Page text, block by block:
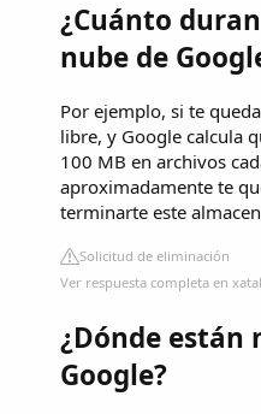
¿Cuánto
nube de
Por ejemplo, si te
libre, y Google calcula
100 MB en archivos
aproximadamente te
terminarte este
Solicitud de eliminación
Ver respuesta completa en
¿Dónde están
Google?